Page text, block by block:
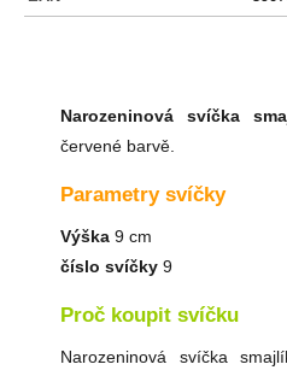
Narozeninová svíčka
červené barvě.
Parametry svíčky
Výška 9 cm
číslo svíčky 9
Proč koupit svíčku
Narozeninová svíčka